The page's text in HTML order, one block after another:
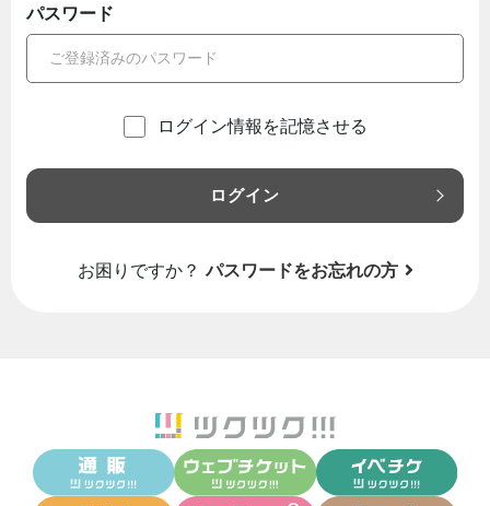
パスワード
ログイン情報を記憶させる
ログイン
お困りですか？ パスワードをお忘れの方